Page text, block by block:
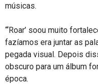
músicas.
“‘Roar’ soou muito
fazíamos era juntar as
pegada visual. Depois
obscuro para um álbum
época.